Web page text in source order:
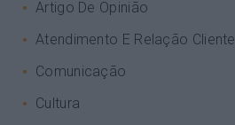
Artigo De Opinião
Atendimento E Relação Cliente
Comunicação
Cultura